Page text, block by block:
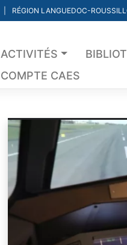
RÉGION LANGUEDOC-
ACTIVITÉS
COMPTE CAES